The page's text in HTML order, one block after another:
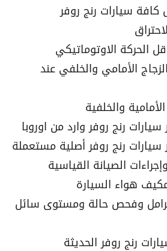
كافة سيارات رنج روفر
الحركة الاوتوماتيكي
الأمامي والخلفي عند
والخلفية
رنج روفر وارد من اوروبا
سيارات رنج روفر أصلية مستعملة
الصيانة القياسية
هواء السيارة
وفحص حالة ومستوى سائل
رنج روفر الحديثة